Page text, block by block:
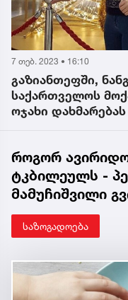
7 თებ. 2023 • 16:10
გაზიანთეფში,
საქართველოს
ოჯახი
როგორ
ტკბილეულს -
მამუჩიშვილი
საზოგადოება